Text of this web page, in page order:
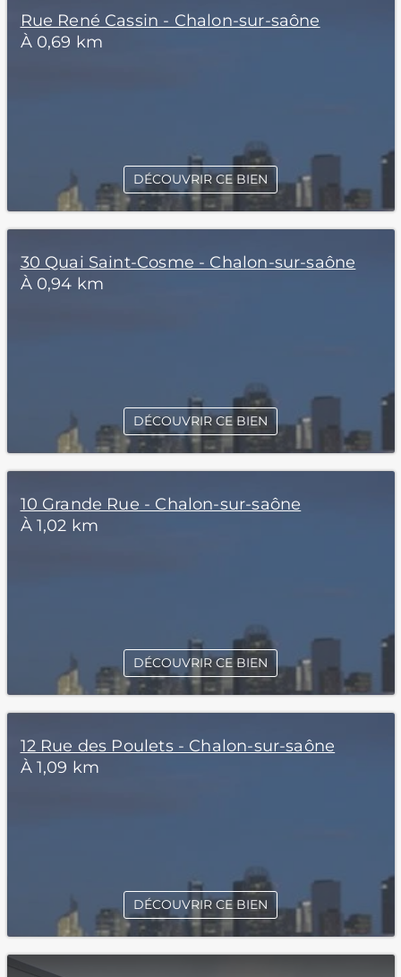
Rue René Cassin - Chalon-sur-saône
À 0,69 km
DÉCOUVRIR CE BIEN
30 Quai Saint-Cosme - Chalon-sur-saône
À 0,94 km
DÉCOUVRIR CE BIEN
10 Grande Rue - Chalon-sur-saône
À 1,02 km
DÉCOUVRIR CE BIEN
12 Rue des Poulets - Chalon-sur-saône
À 1,09 km
DÉCOUVRIR CE BIEN